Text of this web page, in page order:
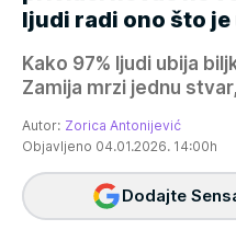
ljudi radi ono što je
Kako 97% ljudi ubija
Zamija mrzi jednu
Autor: Zorica Antonijević
Objavljeno 04.01.2026. 14:00h
Dodajte